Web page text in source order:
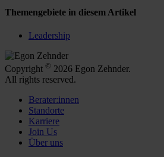
Themengebiete in diesem Artikel
Leadership
Copyright © 2026 Egon Zehnder.
All rights reserved.
Berater:innen
Standorte
Karriere
Join Us
Über uns